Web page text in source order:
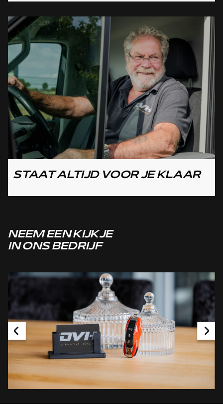
STAAT ALTIJD VOOR JE KLAAR
NEEM EEN KIJKJE
IN ONS BEDRIJF